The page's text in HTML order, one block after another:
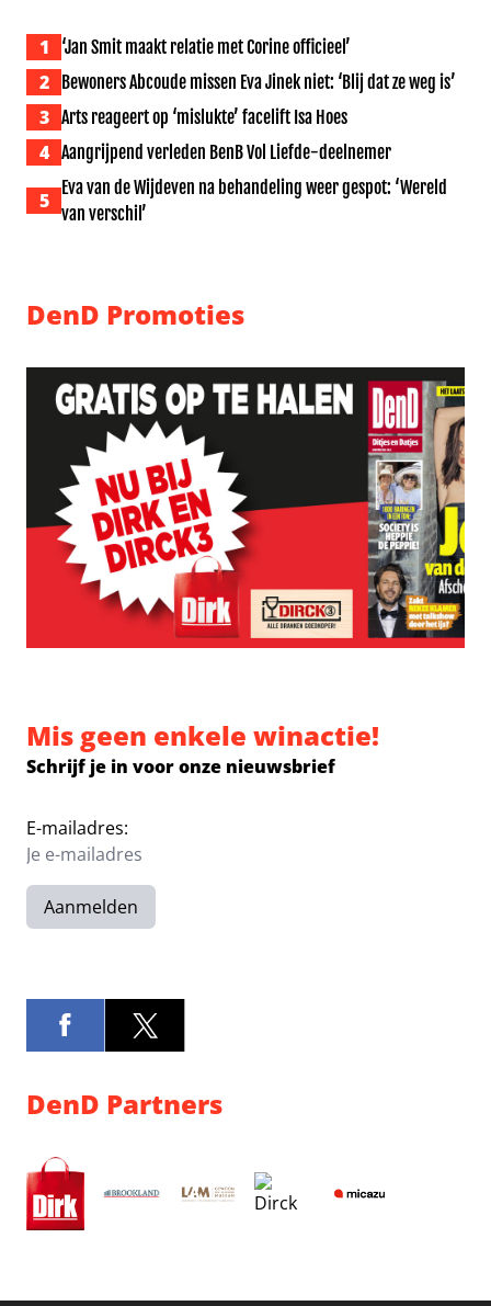
1 ‘Jan Smit maakt relatie met Corine officieel’
2 Bewoners Abcoude missen Eva Jinek niet: ‘Blij dat ze weg is’
3 Arts reageert op ‘mislukte’ facelift Isa Hoes
4 Aangrijpend verleden BenB Vol Liefde-deelnemer
5
Eva van de Wijdeven na behandeling weer gespot: ‘Wereld
van verschil’
DenD Promoties
Mis geen enkele winactie!
Schrijf je in voor onze nieuwsbrief
E-mailadres:
Aanmelden
DenD Partners